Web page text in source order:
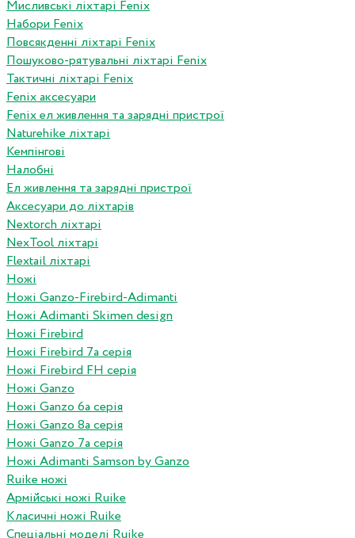
Мисливські ліхтарі Fenix
Набори Fenix
Повсякденні ліхтарі Fenix
Пошуково-рятувальні ліхтарі Fenix
Тактичні ліхтарі Fenix
Fenix аксесуари
Fenix ел живлення та зарядні пристрої
Naturehike ліхтарі
Кемпінгові
Налобні
Ел живлення та зарядні пристрої
Аксесуари до ліхтарів
Nextorch ліхтарі
NexTool ліхтарі
Flextail ліхтарі
Ножі
Ножі Ganzo-Firebird-Adimanti
Ножі Adimanti Skimen design
Ножі Firebird
Ножі Firebird 7а серія
Ножі Firebird FH серія
Ножі Ganzo
Ножі Ganzo 6а серія
Ножі Ganzo 8а серія
Ножі Ganzo 7а серія
Ножі Adimanti Samson by Ganzo
Ruike ножі
Армійські ножі Ruike
Класичні ножі Ruike